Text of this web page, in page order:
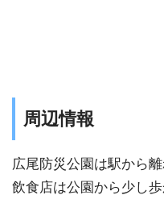
周辺情報
広尾防災公園は駅から
飲食店は公園から少し歩